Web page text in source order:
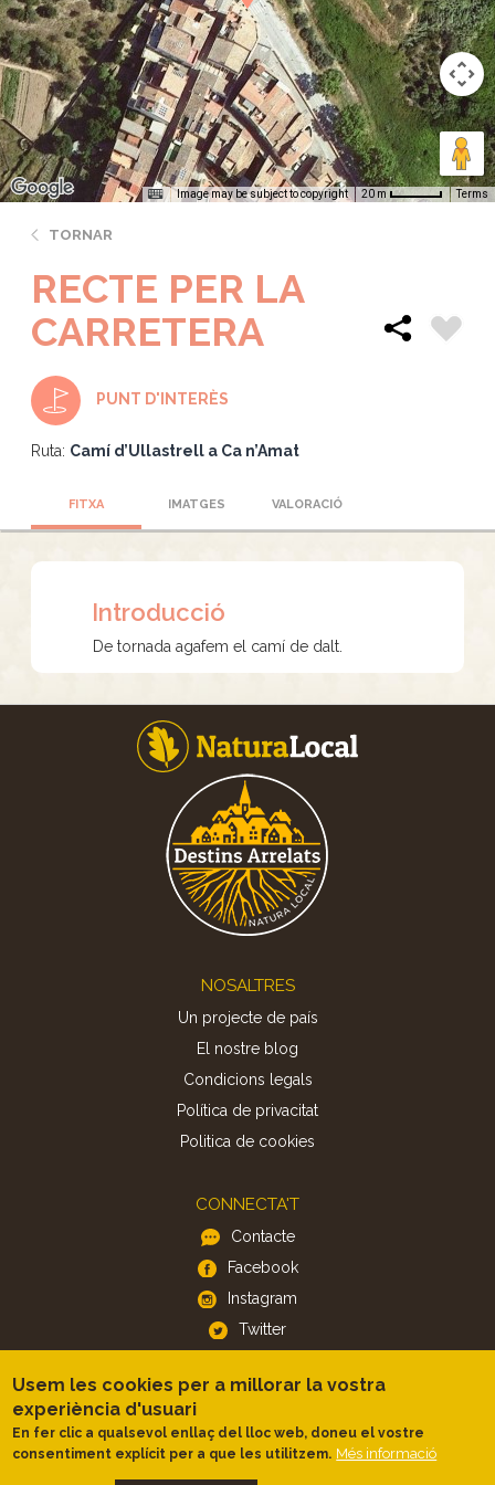
Image may be subject to copyright 20 m Terms
TORNAR
RECTE PER LA
CARRETERA
PUNT D'INTERÈS
Ruta: Camí d’Ullastrell a Ca n’Amat
FITXA IMATGES VALORACIÓ
Introducció
De tornada agafem el camí de dalt.
NOSALTRES
Un projecte de país
El nostre blog
Condicions legals
Política de privacitat
Politica de cookies
CONNECTA'T
Contacte
Facebook
Instagram
Twitter
APP
iOS
Android
Usem les cookies per a millorar la vostra
experiència d'usuari
En fer clic a qualsevol enllaç del lloc web, doneu el vostre
consentiment explícit per a que les utilitzem. Més informació